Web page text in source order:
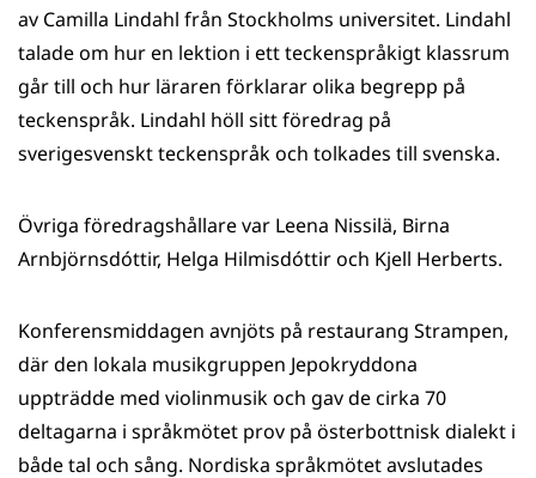
av Camilla Lindahl från Stockholms universitet. Lindahl
talade om hur en lektion i ett teckenspråkigt klassrum
går till och hur läraren förklarar olika begrepp på
teckenspråk. Lindahl höll sitt föredrag på
sverigesvenskt teckenspråk och tolkades till svenska.
Övriga föredragshållare var Leena Nissilä, Birna
Arnbjörnsdóttir, Helga Hilmisdóttir och Kjell Herberts.
Konferensmiddagen avnjöts på restaurang Strampen,
där den lokala musikgruppen Jepokryddona
uppträdde med violinmusik och gav de cirka 70
deltagarna i språkmötet prov på österbottnisk dialekt i
både tal och sång. Nordiska språkmötet avslutades